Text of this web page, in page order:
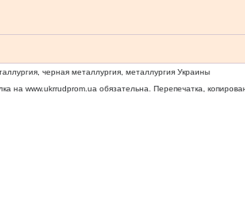
черная металлургия, металлургия Украины
на www.ukrrudprom.ua обязательна. Перепечатка,